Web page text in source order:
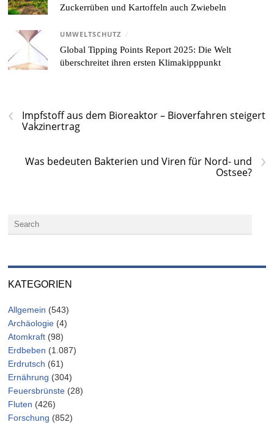
Zuckerrüben und Kartoffeln auch Zwiebeln
UMWELTSCHUTZ /
Global Tipping Points Report 2025: Die Welt
überschreitet ihren ersten Klimakipppunkt
‹
Impfstoff aus dem Bioreaktor – Bioverfahren steigert
Vakzinertrag
›
Was bedeuten Bakterien und Viren für Nord- und
Ostsee?
KATEGORIEN
Allgemein (543)
Archäologie (4)
Atomkraft (98)
Erdbeben (1.087)
Erdrutsch (61)
Ernährung (304)
Feuersbrünste (28)
Fluten (426)
Forschung (852)